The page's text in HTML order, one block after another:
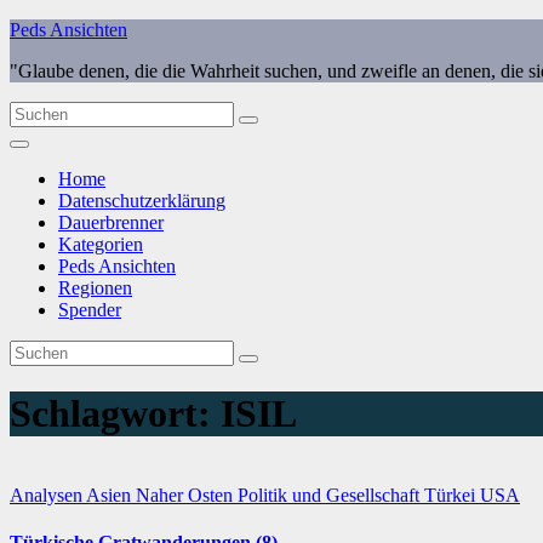
Zum
springen
Peds Ansichten
"Glaube denen, die die Wahrheit suchen, und zweifle an denen, die
Home
Datenschutzerklärung
Dauerbrenner
Kategorien
Peds Ansichten
Regionen
Spender
Schlagwort: ISIL
Analysen Asien Naher Osten Politik und Gesellschaft Türkei USA